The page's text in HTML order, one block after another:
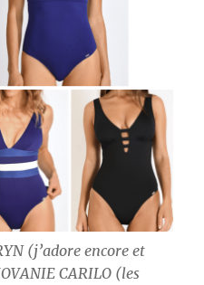
(j’adore encore et
CARILO (les